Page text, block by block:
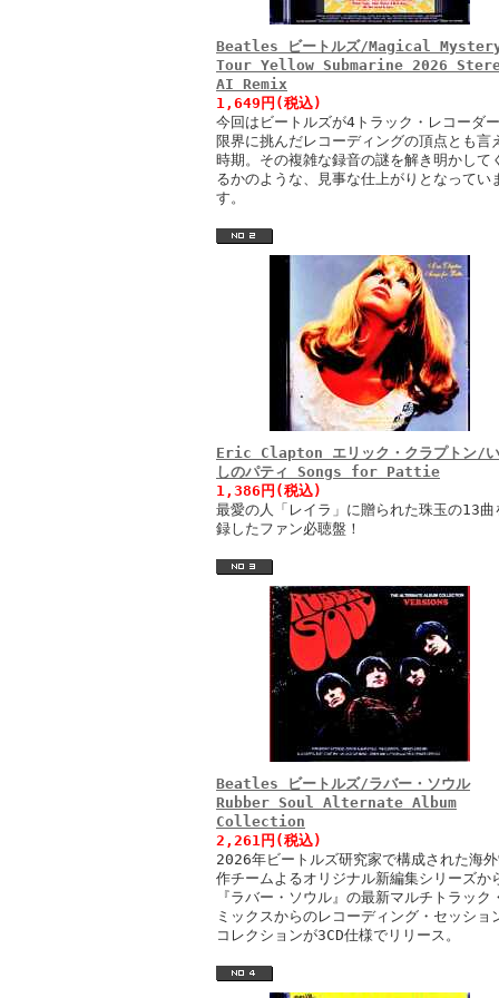
Beatles ビートルズ/Magical
Tour Yellow Submarine 2026
AI Remix
1,649円(税込)
今回はビートルズが4トラック・レコーダ
限界に挑んだレコーディングの頂点とも言
時期。その複雑な録音の謎を解き明かして
るかのような、見事な仕上がりとなってい
す。
Eric Clapton エリック・クラプトン/い
しのパティ Songs for Pattie
1,386円(税込)
最愛の人「レイラ」に贈られた珠玉の13曲
録したファン必聴盤！
Beatles ビートルズ/ラバー・ソウル
Rubber Soul Alternate Album
Collection
2,261円(税込)
2026年ビートルズ研究家で構成された海外
作チームよるオリジナル新編集シリーズか
『ラバー・ソウル』の最新マルチトラック
ミックスからのレコーディング・セッショ
コレクションが3CD仕様でリリース。